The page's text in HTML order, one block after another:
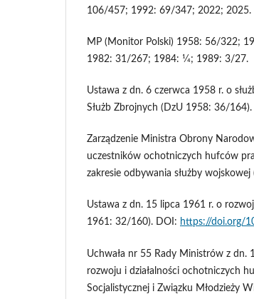
106/457; 1992: 69/347; 2022; 2025.
MP (Monitor Polski) 1958: 56/322;
1982: 31/267; 1984: 1⁄4; 1989: 3/27.
Ustawa z dn. 6 czerwca 1958 r. o
Służb Zbrojnych (DzU 1958: 36/164).
Zarządzenie Ministra Obrony
uczestników ochotniczych hufców
zakresie odbywania służby
Ustawa z dn. 15 lipca 1961 r. o
1961: 32/160). DOI: https://doi.org/
Uchwała nr 55 Rady Ministrów z dn.
rozwoju i działalności ochotniczych
Socjalistycznej i Związku Młodzieży